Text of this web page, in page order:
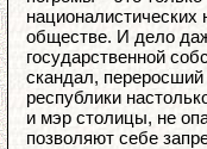
обществе. И дело
государственной
скандал,
республики
и мэр столицы, не
позволяют себе